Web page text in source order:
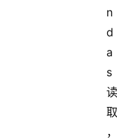
n
d
a
s
读
取
，